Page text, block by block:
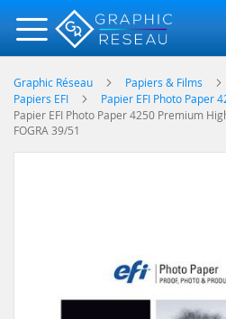
Graphic Réseau Papiers & Films
Papiers EFI
Papier EFI Photo Paper
Papier EFI Photo Paper 4250 Premium
FOGRA 39/51